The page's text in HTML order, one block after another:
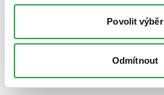
Povolit výběr
Odmítnout